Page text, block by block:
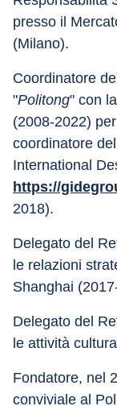
presso il
(Milano).
Coordinatore
"Politong" con
(2008-2022)
coordinatore
International
https://
2018).
Delegato del
le relazioni
Shanghai
Delegato del
le attività
Fondatore, nel
conviviale al